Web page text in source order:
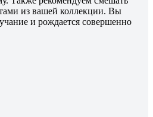
из вашей коллекции. Вы
и рождается совершенно